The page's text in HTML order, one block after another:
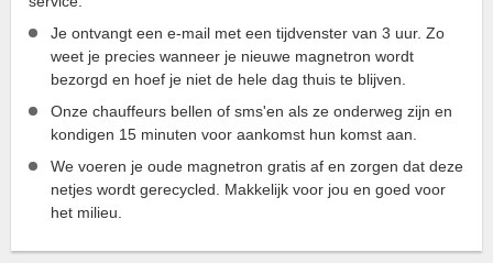
Je ontvangt een e-mail met een tijdvenster van 3 uur. Zo
weet je precies wanneer je nieuwe magnetron wordt
bezorgd en hoef je niet de hele dag thuis te blijven.
Onze chauffeurs bellen of sms'en als ze onderweg zijn en
kondigen 15 minuten voor aankomst hun komst aan.
We voeren je oude magnetron gratis af en zorgen dat deze
netjes wordt gerecycled. Makkelijk voor jou en goed voor
het milieu.